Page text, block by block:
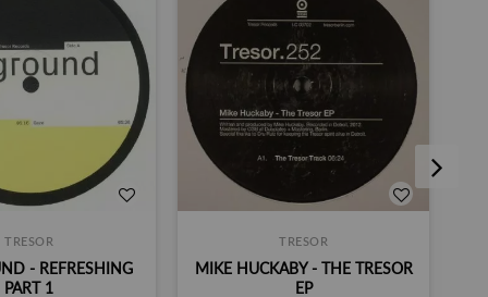
TRESOR
- REFRESHING
PART 1
TRESOR
MIKE HUCKABY - THE TRESOR
EP